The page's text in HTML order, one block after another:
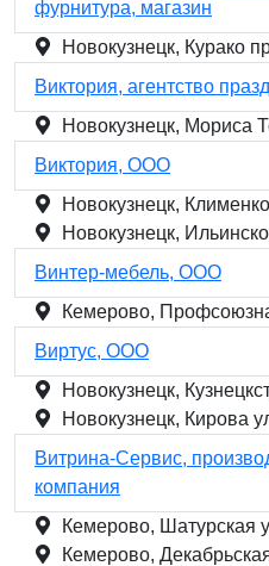
фурнитура, магазин
Новокузнецк, Курако
Виктория, агентство
Новокузнецк, Мориса
Виктория, ООО
Новокузнецк,
Новокузнецк,
Винтер-мебель, ООО
Кемерово,
Виртус, ООО
Новокузнецк,
Новокузнецк, Кирова
Витрина-Сервис,
компания
Кемерово, Шатурская
Кемерово,